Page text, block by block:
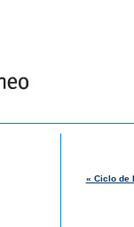
« Ciclo de